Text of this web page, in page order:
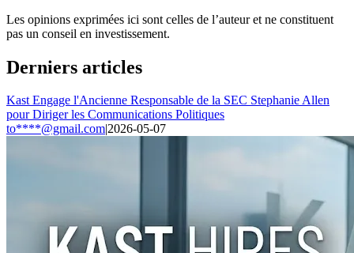
Les opinions exprimées ici sont celles de l’auteur et ne constituent
pas un conseil en investissement.
Derniers articles
Kast Engage l'Ancienne Responsable de la SEC Stephanie Allen
pour Diriger les Communications Politiques
to****@gmail.com|2026-05-07